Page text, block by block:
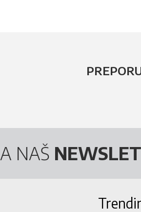
NAŠ